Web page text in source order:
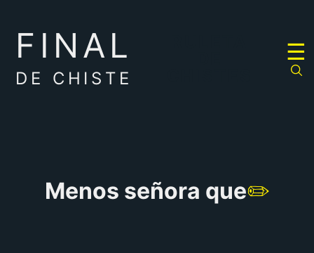
FINAL
DE CHISTE
☰
Menos señora que✏️